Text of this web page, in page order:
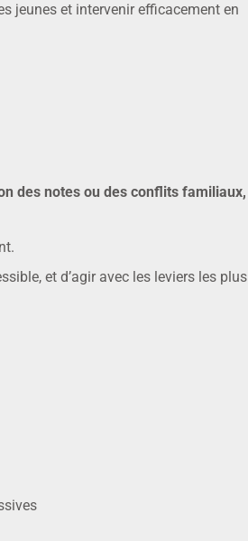
jeunes et intervenir efficacement en
des notes ou des conflits familiaux,
et d’agir avec les leviers les plus